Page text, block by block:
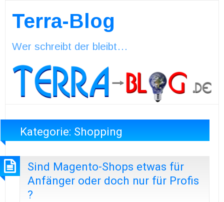
Terra-Blog
Wer schreibt der bleibt…
Kategorie: Shopping
Sind Magento-Shops etwas für
Anfänger oder doch nur für Profis
?